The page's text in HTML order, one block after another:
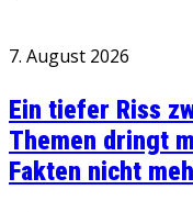
7. August 2026
Ein tiefer Riss
Themen dringt
Fakten nicht